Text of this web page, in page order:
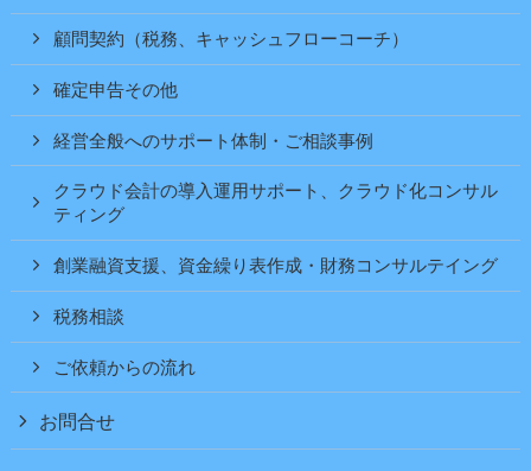
顧問契約（税務、キャッシュフローコーチ）
確定申告その他
経営全般へのサポート体制・ご相談事例
クラウド会計の導入運用サポート、クラウド化コンサル
ティング
創業融資支援、資金繰り表作成・財務コンサルテイング
税務相談
ご依頼からの流れ
お問合せ